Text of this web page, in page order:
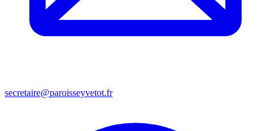
secretaire@paroisseyvetot.fr